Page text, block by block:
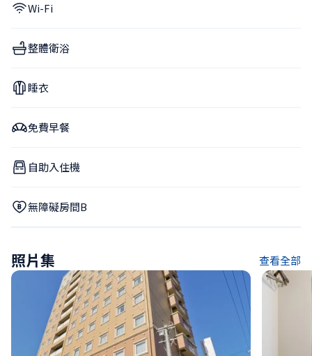
Wi-Fi
整體衛浴
睡衣
免費早餐
自助入住機
無障礙房間B
照片集 查看全部